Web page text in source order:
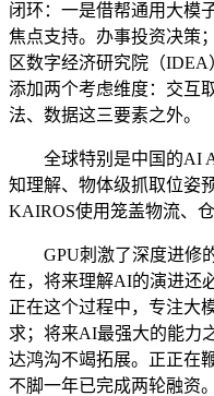
闭环：一是借帮通用大模
焦点支持。办事投资决策；
区数字经济研究院（IDEA
添加两个考虑维度：交互
法、数据这三要素之外。
全球特别是中国的AI
知理解、物体级抓取位姿
KAIROS使用笼盖物流、
GPU刺激了深度进修的
在，将来理解AI的演进还
正在这个过程中，专注大
求；将来AI最强大的能力
达鸿沟不竭拓展。正正在
不脚一年已完成两轮融资